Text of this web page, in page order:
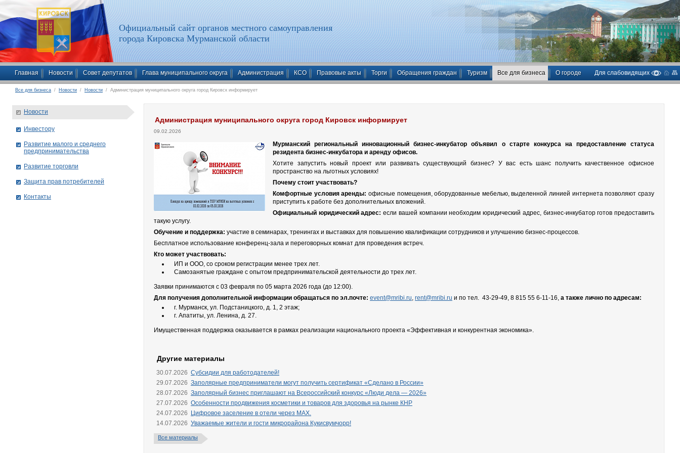
Официальный сайт органов местного самоуправления
города Кировска Мурманской области
Главная Новости Совет депутатов Глава муниципального округа Администрация КСО Правовые акты Торги Обращения граждан Туризм Все для бизнеса О городе Для слабовидящих
Все для бизнеса / Новости / Новости / Администрация муниципального округа город Кировск информирует
Администрация муниципального округа город Кировск информирует
09.02.2026
Мурманский региональный инновационный бизнес-инкубатор объявил о старте конкурса на предоставление статуса
резидента бизнес-инкубатора и аренду офисов.
Хотите запустить новый проект или развивать существующий бизнес? У вас есть шанс получить качественное офисное
пространство на льготных условиях!
Почему стоит участвовать?
Комфортные условия аренды: офисные помещения, оборудованные мебелью, выделенной линией интернета позволяют сразу
приступить к работе без дополнительных вложений.
Официальный юридический адрес: если вашей компании необходим юридический адрес, бизнес-инкубатор готов предоставить
такую услугу.
Обучение и поддержка: участие в семинарах, тренингах и выставках для повышению квалификации сотрудников и улучшению бизнес-процессов.
Бесплатное использование конференц-зала и переговорных комнат для проведения встреч.
Кто может участвовать:
ИП и ООО, со сроком регистрации менее трех лет.
Самозанятые граждане с опытом предпринимательской деятельности до трех лет.
Заявки принимаются с 03 февраля по 05 марта 2026 года (до 12:00).
Для получения дополнительной информации обращаться по эл.почте: event@mribi.ru, rent@mribi.ru и по тел. 43-29-49, 8 815 55 6-11-16, а также лично по адресам:
г. Мурманск, ул. Подстаницкого, д. 1, 2 этаж;
г. Апатиты, ул. Ленина, д. 27.
Имущественная поддержка оказывается в рамках реализации национального проекта «Эффективная и конкурентная экономика».
Другие материалы
30.07.2026 Субсидии для работодателей!
29.07.2026 Заполярные предприниматели могут получить сертификат «Сделано в России»
28.07.2026 Заполярный бизнес приглашают на Всероссийский конкурс «Люди дела — 2026»
27.07.2026 Особенности продвижения косметики и товаров для здоровья на рынке КНР
24.07.2026
Цифровое заселение в отели через МАХ.
14.07.2026 Уважаемые жители и гости микрорайона Кукисвумчорр!
Все материалы
Новости
Инвестору
Развитие малого и среднего
предпринимательства
Развитие торговли
Защита прав потребителей
Контакты